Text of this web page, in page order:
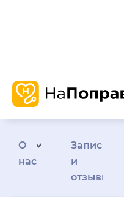
О
нас
Запись
и
отзывы